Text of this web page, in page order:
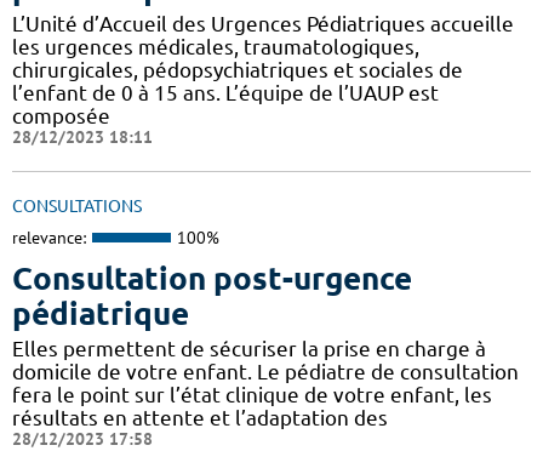
L’Unité d’Accueil des Urgences Pédiatriques accueille
les urgences médicales, traumatologiques,
chirurgicales, pédopsychiatriques et sociales de
l’enfant de 0 à 15 ans. L’équipe de l’UAUP est
composée
28/12/2023 18:11
CONSULTATIONS
relevance: 100%
Consultation post-urgence
pédiatrique
Elles permettent de sécuriser la prise en charge à
domicile de votre enfant. Le pédiatre de consultation
fera le point sur l’état clinique de votre enfant, les
résultats en attente et l’adaptation des
28/12/2023 17:58